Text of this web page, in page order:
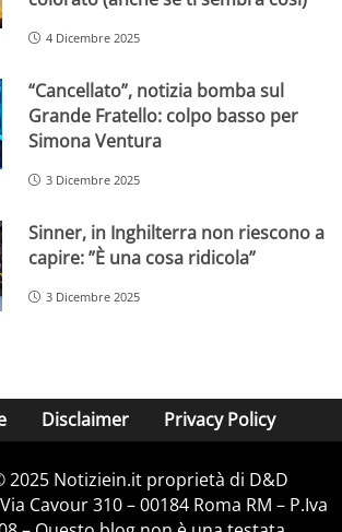
4 Dicembre 2025
“Cancellato”, notizia bomba sul
Grande Fratello: colpo basso per
Simona Ventura
3 Dicembre 2025
Sinner, in Inghilterra non riescono a
capire: ”È una cosa ridicola”
3 Dicembre 2025
Disclaimer Privacy Policy
2025 Notiziein.it proprietà di D&D
Cavour 310 – 00184 Roma RM – P.Iva